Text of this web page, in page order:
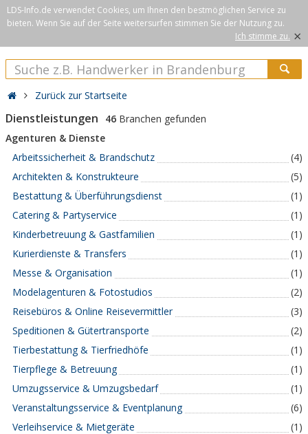
LDS-Info.de verwendet Cookies, um Ihnen den bestmöglichen Service zu
bieten. Wenn Sie auf der Seite weitersurfen stimmen Sie der Nutzung zu.
Ich stimme zu. ×
Zurück zur Startseite
Dienstleistungen 46 Branchen gefunden
Agenturen & Dienste
Arbeitssicherheit & Brandschutz
(4)
Architekten & Konstrukteure
(5)
Bestattung & Überführungsdienst
(1)
Catering & Partyservice
(1)
Kinderbetreuung & Gastfamilien
(1)
Kurierdienste & Transfers
(1)
Messe & Organisation
(1)
Modelagenturen & Fotostudios
(2)
Reisebüros & Online Reisevermittler
(3)
Speditionen & Gütertransporte
(2)
Tierbestattung & Tierfriedhöfe
(1)
Tierpflege & Betreuung
(1)
Umzugsservice & Umzugsbedarf
(1)
Veranstaltungsservice & Eventplanung
(6)
Verleihservice & Mietgeräte
(1)